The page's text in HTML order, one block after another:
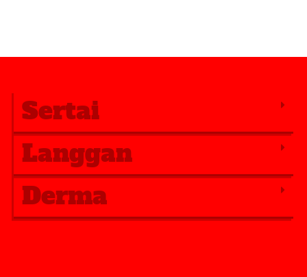
Sertai
Langgan
Derma